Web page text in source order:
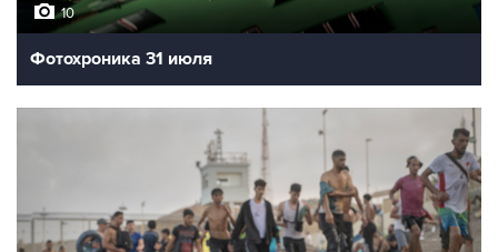
10
Фотохроника 31 июля